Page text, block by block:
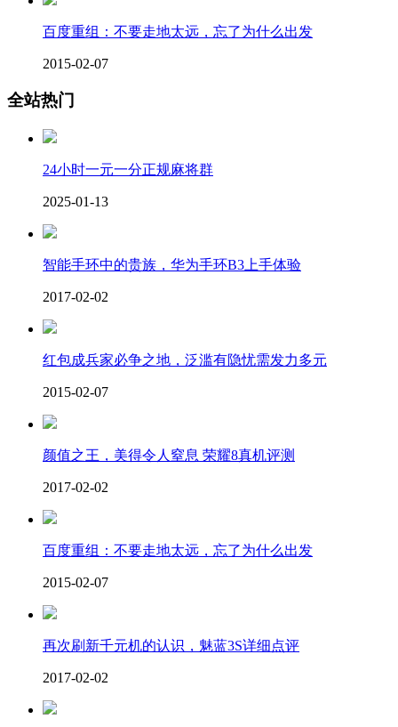
百度重组：不要走地太远，忘了为什么出发
2015-02-07
全站热门
24小时一元一分正规麻将群
2025-01-13
智能手环中的贵族，华为手环B3上手体验
2017-02-02
红包成兵家必争之地，泛滥有隐忧需发力多元
2015-02-07
颜值之王，美得令人窒息 荣耀8真机评测
2017-02-02
百度重组：不要走地太远，忘了为什么出发
2015-02-07
再次刷新千元机的认识，魅蓝3S详细点评
2017-02-02